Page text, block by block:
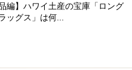
品編】ハワイ土産の宝庫「ロング
ッグス」は何...